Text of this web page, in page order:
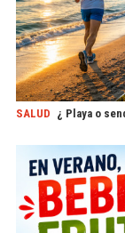
SALUD ¿ Playa o